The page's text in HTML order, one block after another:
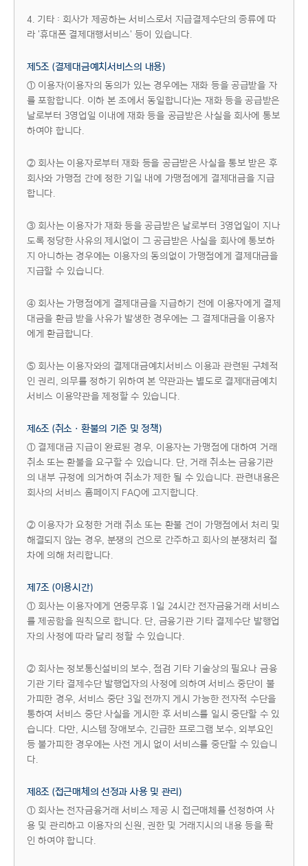
4. 기타 : 회사가 제공하는 서비스로서 지급결제수단의 종류에 따
라 '휴대폰 결제대행서비스' 등이 있습니다.
제5조 (결제대금예치서비스의 내용)
① 이용자(이용자의 동의가 있는 경우에는 재화 등을 공급받을 자
를 포함합니다. 이하 본 조에서 동일합니다)는 재화 등을 공급받은
날로부터 3영업일 이내에 재화 등을 공급받은 사실을 회사에 통보
하여야 합니다.
② 회사는 이용자로부터 재화 등을 공급받은 사실을 통보 받은 후
회사와 가맹점 간에 정한 기일 내에 가맹점에게 결제대금을 지급
합니다.
③ 회사는 이용자가 재화 등을 공급받은 날로부터 3영업일이 지나
도록 정당한 사유의 제시없이 그 공급받은 사실을 회사에 통보하
지 아니하는 경우에는 이용자의 동의없이 가맹점에게 결제대금을
지급할 수 있습니다.
④ 회사는 가맹점에게 결제대금을 지급하기 전에 이용자에게 결제
대금을 환급 받을 사유가 발생한 경우에는 그 결제대금을 이용자
에게 환급합니다.
⑤ 회사는 이용자와의 결제대금예치서비스 이용과 관련된 구체적
인 권리, 의무를 정하기 위하여 본 약관과는 별도로 결제대금예치
서비스 이용약관을 제정할 수 있습니다.
제6조 (취소ㆍ환불의 기준 및 정책)
① 결제대금 지급이 완료된 경우, 이용자는 가맹점에 대하여 거래
취소 또는 환불을 요구할 수 있습니다. 단, 거래 취소는 금융기관
의 내부 규정에 의거하여 취소가 제한 될 수 있습니다. 관련내용은
회사의 서비스 홈페이지 FAQ에 고지합니다.
② 이용자가 요청한 거래 취소 또는 환불 건이 가맹점에서 처리 및
해결되지 않는 경우, 분쟁의 건으로 간주하고 회사의 분쟁처리 절
차에 의해 처리합니다.
제7조 (이용시간)
① 회사는 이용자에게 연중무휴 1일 24시간 전자금융거래 서비스
를 제공함을 원칙으로 합니다. 단, 금융기관 기타 결제수단 발행업
자의 사정에 따라 달리 정할 수 있습니다.
② 회사는 정보통신설비의 보수, 점검 기타 기술상의 필요나 금융
기관 기타 결제수단 발행업자의 사정에 의하여 서비스 중단이 불
가피한 경우, 서비스 중단 3일 전까지 게시 가능한 전자적 수단을
통하여 서비스 중단 사실을 게시한 후 서비스를 일시 중단할 수 있
습니다. 다만, 시스템 장애보수, 긴급한 프로그램 보수, 외부요인
등 불가피한 경우에는 사전 게시 없이 서비스를 중단할 수 있습니
다.
제8조 (접근매체의 선정과 사용 및 관리)
① 회사는 전자금융거래 서비스 제공 시 접근매체를 선정하여 사
용 및 관리하고 이용자의 신원, 권한 및 거래지시의 내용 등을 확
인 하여야 합니다.